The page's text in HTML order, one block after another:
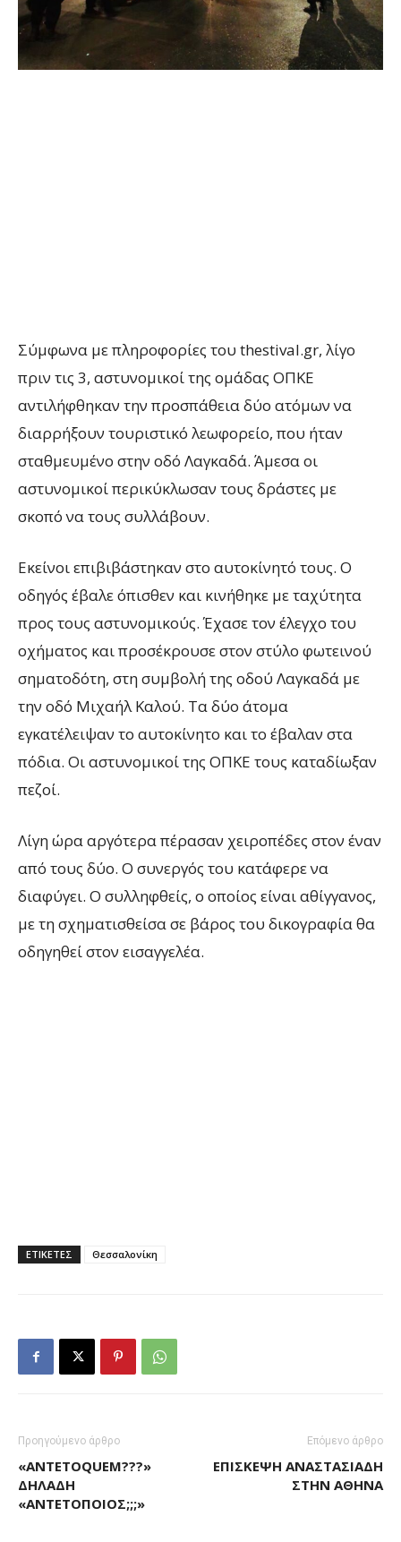
Σύμφωνα με πληροφορίες του thestival.gr, λίγο
πριν τις 3, αστυνομικοί της ομάδας ΟΠΚΕ
αντιλήφθηκαν την προσπάθεια δύο ατόμων να
διαρρήξουν τουριστικό λεωφορείο, που ήταν
σταθμευμένο στην οδό Λαγκαδά. Άμεσα οι
αστυνομικοί περικύκλωσαν τους δράστες με
σκοπό να τους συλλάβουν.
Εκείνοι επιβιβάστηκαν στο αυτοκίνητό τους. Ο
οδηγός έβαλε όπισθεν και κινήθηκε με ταχύτητα
προς τους αστυνομικούς. Έχασε τον έλεγχο του
οχήματος και προσέκρουσε στον στύλο φωτεινού
σηματοδότη, στη συμβολή της οδού Λαγκαδά με
την οδό Μιχαήλ Καλού. Τα δύο άτομα
εγκατέλειψαν το αυτοκίνητο και το έβαλαν στα
πόδια. Οι αστυνομικοί της ΟΠΚΕ τους καταδίωξαν
πεζοί.
Λίγη ώρα αργότερα πέρασαν χειροπέδες στον έναν
από τους δύο. Ο συνεργός του κατάφερε να
διαφύγει. Ο συλληφθείς, ο οποίος είναι αθίγγανος,
με τη σχηματισθείσα σε βάρος του δικογραφία θα
οδηγηθεί στον εισαγγελέα.
ΕΤΙΚΕΤΕΣ Θεσσαλονίκη
Προηγούμενο άρθρο
«ANTETOQUEM???»
ΔΗΛΑΔΉ
«ΑΝΤΕΤΟΠΟΙΟΣ;;;»
Επόμενο άρθρο
ΕΠΊΣΚΕΨΗ ΑΝΑΣΤΑΣΙΆΔΗ
ΣΤΗΝ ΑΘΉΝΑ